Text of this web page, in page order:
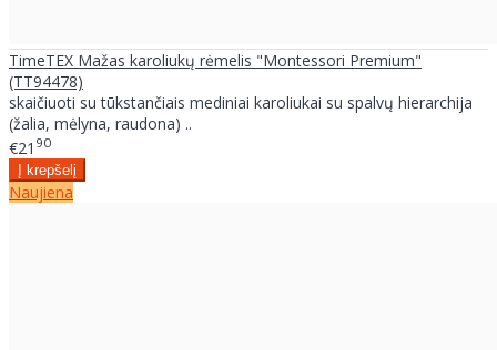
TimeTEX Mažas karoliukų rėmelis "Montessori Premium"
(TT94478)
skaičiuoti su tūkstančiais mediniai karoliukai su spalvų hierarchija
(žalia, mėlyna, raudona) ..
€21 90
Naujiena